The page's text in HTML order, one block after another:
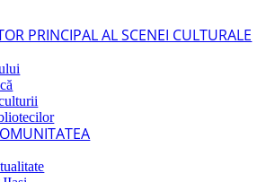
PRINCIPAL AL SCENEI CULTURALE